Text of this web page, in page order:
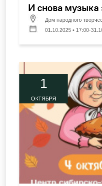
И снова музыка
Дом народного
01.10.2025 • 17:00-
1
ОКТЯБРЯ